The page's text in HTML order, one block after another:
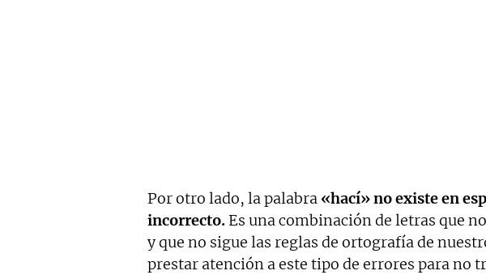
Por otro lado, la palabra «hací» no existe en
incorrecto. Es una combinación de letras que
y que no sigue las reglas de ortografía de
prestar atención a este tipo de errores para no